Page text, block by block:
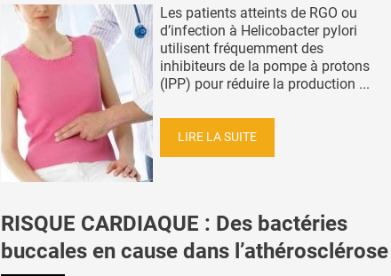
Les patients atteints de RGO ou
d’infection à Helicobacter pylori
utilisent fréquemment des
inhibiteurs de la pompe à protons
(IPP) pour réduire la production ...
LIRE LA SUITE
RISQUE CARDIAQUE : Des bactéries
buccales en cause dans l’athérosclérose